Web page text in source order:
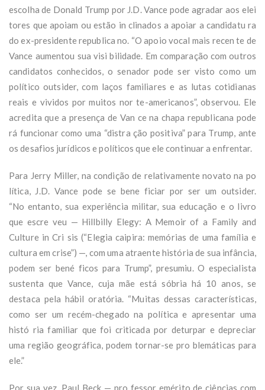
escolha de Donald Trump por J.D. Vance pode agradar aos elei
tores que apoiam ou estão in clinados a apoiar a candidatu ra
do ex-presidente republica no. “O apoio vocal mais recen te de
Vance aumentou sua visi bilidade. Em comparação com outros
candidatos conhecidos, o senador pode ser visto como um
político outsider, com laços familiares e as lutas cotidianas
reais e vividos por muitos nor te-americanos”, observou. Ele
acredita que a presença de Van ce na chapa republicana pode
rá funcionar como uma “distra ção positiva” para Trump, ante
os desafios jurídicos e políticos que ele continuar a enfrentar.
Para Jerry Miller, na condição de relativamente novato na po
lítica, J.D. Vance pode se bene ficiar por ser um outsider.
“No entanto, sua experiência militar, sua educação e o livro
que escre veu — Hillbilly Elegy: A Memoir of a Family and
Culture in Cri sis (“Elegia caipira: memórias de uma família e
cultura em crise”) —, com uma atraente história de sua infância,
podem ser bené ficos para Trump”, presumiu. O especialista
sustenta que Vance, cuja mãe está sóbria há 10 anos, se
destaca pela hábil oratória. “Muitas dessas características,
como ser um recém-chegado na política e apresentar uma
histó ria familiar que foi criticada por deturpar e depreciar
uma região geográfica, podem tornar-se pro blemáticas para
ele.”
Por sua vez, Paul Beck — pro fessor emérito de ciências com